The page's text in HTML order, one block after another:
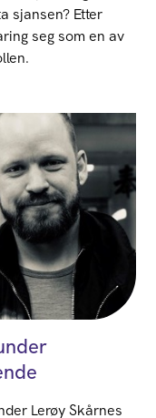
sjansen? Etter
seg som en av
Lerøy Skårnes